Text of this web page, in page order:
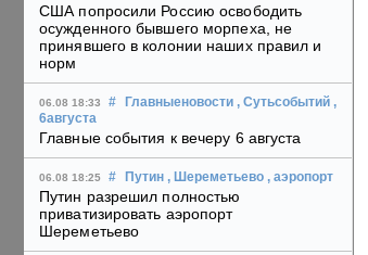
США попросили Россию освободить
осужденного бывшего морпеха, не
принявшего в колонии наших правил и
норм
06.08 18:33 # Главныеновости , Сутьсобытий ,
6августа
Главные события к вечеру 6 августа
06.08 18:25 # Путин , Шереметьево , аэропорт
Путин разрешил полностью
приватизировать аэропорт
Шереметьево